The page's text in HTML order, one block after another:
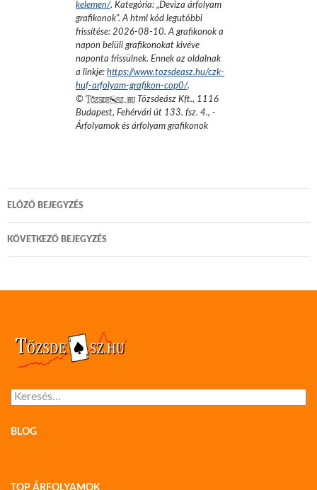
kelemen/. Kategória: „Deviza árfolyam
grafikonok”.A html kód legutóbbi
frissítése: 2026-08-10. A grafikonok a
napon belüli grafikonokat kivéve
naponta frissülnek. Ennek az oldalnak
a linkje: https://www.tozsdeasz.hu/czk-
huf-arfolyam-grafikon-cop0/.
©
Tőzsdeász Kft., 1116
Budapest, Fehérvári út 133. fsz. 4., -
Árfolyamok és árfolyam grafikonok
Bejegyzés
navigáció
ELŐZŐ BEJEGYZÉS
KÖVETKEZŐ BEJEGYZÉS
Keresés:
BLOG
TOP ÁRFOLYAMOK